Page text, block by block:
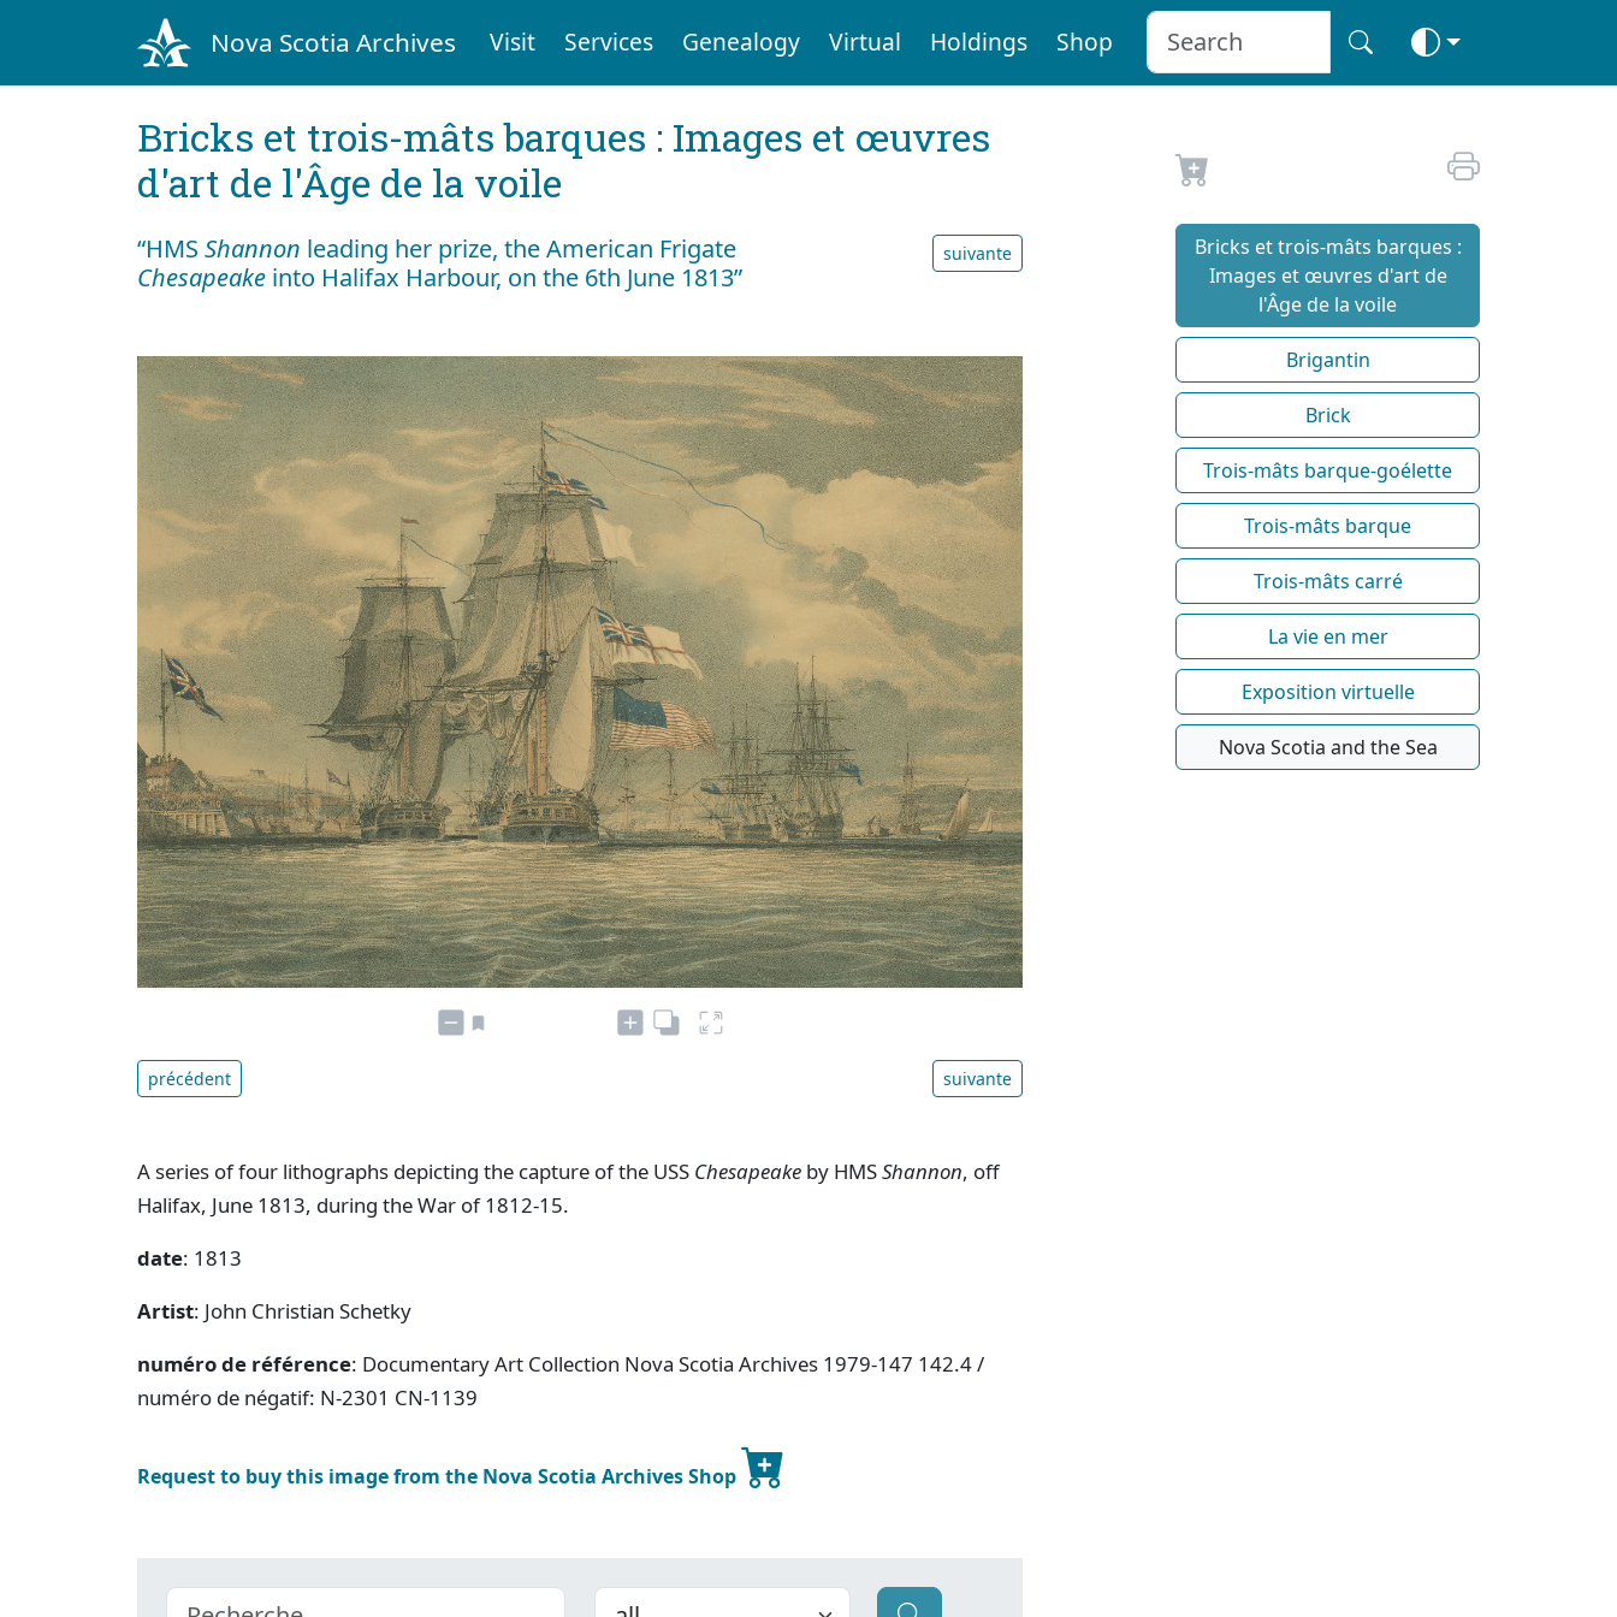
Nova Scotia Archives Visit Services Genealogy Virtual Holdings Shop
Bricks et trois-mâts barques : Images et œuvres
d'art de l'Âge de la voile
“HMS Shannon leading her prize, the American Frigate
Chesapeake into Halifax Harbour, on the 6th June 1813”
suivante
précédent suivante
A series of four lithographs depicting the capture of the USS Chesapeake by HMSShannon, off
Halifax, June 1813, during the War of 1812-15.
date: 1813
Artist: John Christian Schetky
numéro de référence: Documentary Art Collection Nova Scotia Archives 1979-147 142.4 /
numéro de négatif: N-2301 CN-1139
Request to buy this image from the Nova Scotia Archives Shop
Bricks et trois-mâts barques :
Images et œuvres d'art de
l'Âge de la voile
Brigantin
Brick
Trois-mâts barque-goélette
Trois-mâts barque
Trois-mâts carré
La vie en mer
Exposition virtuelle
Nova Scotia and the Sea